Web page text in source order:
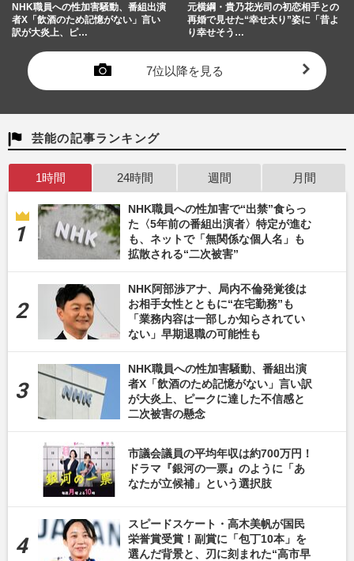
NHK職員への性加害騒動、番組出演
者X「飲酒のため記憶がない」言い
訳が大炎上、ピ…
元横綱・貴乃花光司の初恋相手との
再婚で見せた“幸せ太り”姿に「昔よ
り幸せそう…
7位以降を見る
芸能の記事ランキング
1時間 24時間 週間 月間
NHK職員への性加害で“出禁”食らっ
た〈5年前の番組出演者〉特定が進む
も、ネットで「無関係な個人名」も
拡散される“二次被害”
NHK阿部渉アナ、局内不倫発覚後は
お相手女性とともに“在宅勤務”も
「業務内容は一部しか知らされてい
ない」早期退職の可能性も
NHK職員への性加害騒動、番組出演
者X「飲酒のため記憶がない」言い訳
が大炎上、ピークに達した不信感と
二次被害の懸念
市議会議員の平均年収は約700万円！
ドラマ『銀河の一票』のように「あ
なたが立候補」という選択肢
スピードスケート・高木美帆が国民
栄誉賞受賞！副賞に「包丁10本」を
選んだ背景と、刃に刻まれた“高市早